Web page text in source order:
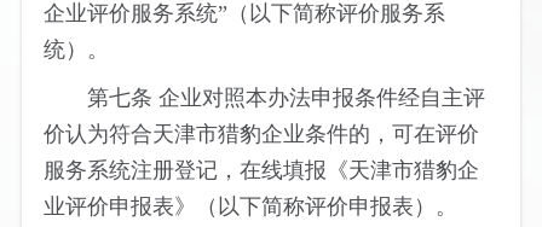
企业评价服务系统”（以下简称评价服务系
统）。
第七条 企业对照本办法申报条件经自主评
价认为符合天津市猎豹企业条件的，可在评价
服务系统注册登记，在线填报《天津市猎豹企
业评价申报表》（以下简称评价申报表）。